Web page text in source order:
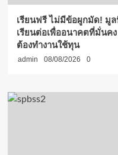
เรียนฟรี ไม่มีข้อผูกมัด! มูล
เรียนต่อเพื่ออนาคตที่มั่นค
ต้องทำงานใช้ทุน
admin 08/08/2026 0